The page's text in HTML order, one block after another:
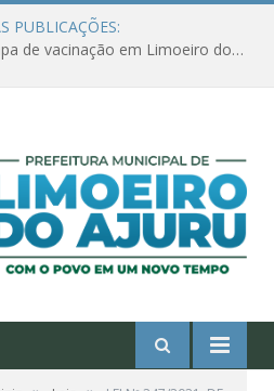
PUBLICAÇÕES:
Amanhã começa nova etapa de vacinação em Limoeiro do Ajuru para idosos com 65 ou mais